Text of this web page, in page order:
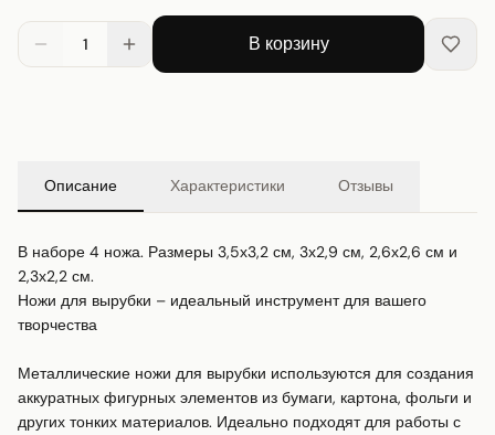
1 В корзину
Описание Характеристики Отзывы
В наборе 4 ножа. Размеры 3,5х3,2 см, 3х2,9 см, 2,6х2,6 см и
2,3х2,2 см.
Ножи для вырубки – идеальный инструмент для вашего
творчества
Металлические ножи для вырубки используются для создания
аккуратных фигурных элементов из бумаги, картона, фольги и
других тонких материалов. Идеально подходят для работы с